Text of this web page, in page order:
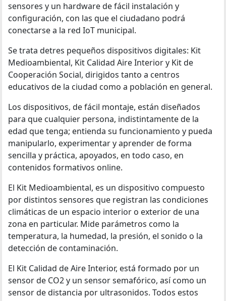
sensores y un hardware de fácil instalación y
configuración, con las que el ciudadano podrá
conectarse a la red IoT municipal.
Se trata detres pequeños dispositivos digitales: Kit
Medioambiental, Kit Calidad Aire Interior y Kit de
Cooperación Social, dirigidos tanto a centros
educativos de la ciudad como a población en general.
Los dispositivos, de fácil montaje, están diseñados
para que cualquier persona, indistintamente de la
edad que tenga; entienda su funcionamiento y pueda
manipularlo, experimentar y aprender de forma
sencilla y práctica, apoyados, en todo caso, en
contenidos formativos online.
El Kit Medioambiental, es un dispositivo compuesto
por distintos sensores que registran las condiciones
climáticas de un espacio interior o exterior de una
zona en particular. Mide parámetros como la
temperatura, la humedad, la presión, el sonido o la
detección de contaminación.
El Kit Calidad de Aire Interior, está formado por un
sensor de CO2 y un sensor semafórico, así como un
sensor de distancia por ultrasonidos. Todos estos